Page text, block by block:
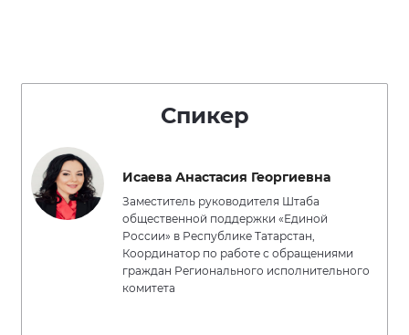
Спикер
Исаева Анастасия Георгиевна
Заместитель руководителя Штаба
общественной поддержки «Единой
России» в Республике Татарстан,
Координатор по работе с обращениями
граждан Регионального исполнительного
комитета